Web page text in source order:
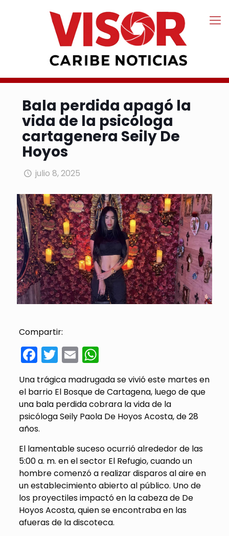
Bala perdida apagó la
vida de la psicóloga
cartagenera Seily De
Hoyos
julio 8, 2025
Compartir:
Facebook
Twitter
EmailWhatsApp
Una trágica madrugada se vivió este martes en
el barrio El Bosque de Cartagena, luego de que
una bala perdida cobrara la vida de la
psicóloga Seily Paola De Hoyos Acosta, de 28
años.
El lamentable suceso ocurrió alrededor de las
5:00 a. m. en el sector El Refugio, cuando un
hombre comenzó a realizar disparos al aire en
un establecimiento abierto al público. Uno de
los proyectiles impactó en la cabeza de De
Hoyos Acosta, quien se encontraba en las
afueras de la discoteca.